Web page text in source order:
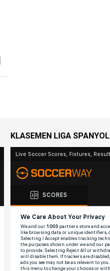
KLASEMEN LIGA SPANYOL